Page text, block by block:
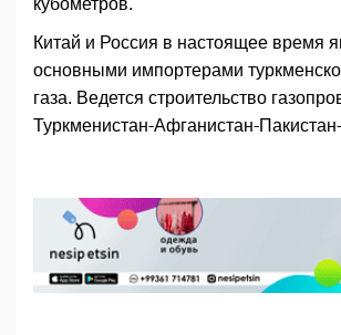
кубометров.
Китай и Россия в настоящее время
основными импортерами
газа. Ведется строительство
Туркменистан-Афганистан-